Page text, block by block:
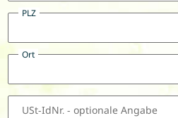
PLZ
Ort
USt-IdNr. - optionale Angabe